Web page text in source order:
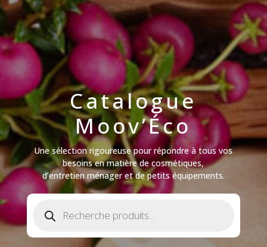
Catalogue
Moov’Éco
Une sélection rigoureuse pour répondre à tous vos
besoins en matière de cosmétiques,
d’entretien ménager et de petits équipements.
produits